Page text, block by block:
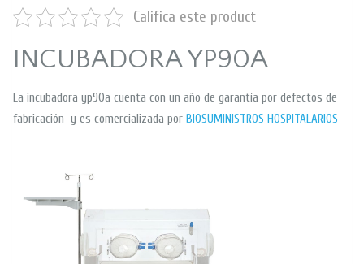
Califica este product
INCUBADORA YP90A
La incubadora yp90a cuenta con un año de garantía por defectos de
fabricación y es comercializada por BIOSUMINISTROS HOSPITALARIOS